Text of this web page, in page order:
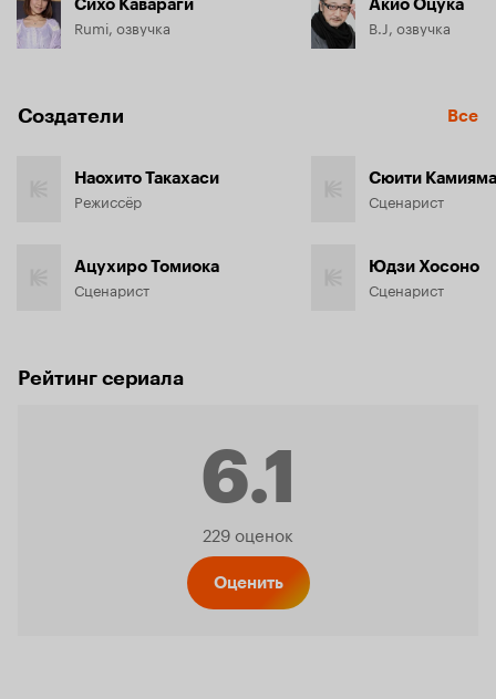
Сихо Кавараги
Rumi, озвучка
Акио Оцука
B.J, озвучка
Создатели Все
Наохито Такахаси
Режиссёр
Ацухиро Томиока
Сценарист
Сюити Камияма
Сценарист
Юдзи Хосоно
Сценарист
Рейтинг сериала
6.1
Рейтинг
229 оценок
Оценить